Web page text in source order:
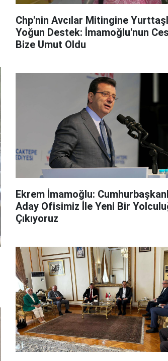
Chp'nin Avcılar Mitingine
Yoğun Destek: İmamoğlu'nun
Bize Umut Oldu
Ekrem İmamoğlu:
Aday Ofisimiz İle Yeni Bir
Çıkıyoruz